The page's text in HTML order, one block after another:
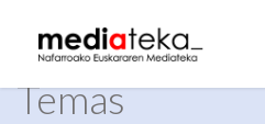
Temas